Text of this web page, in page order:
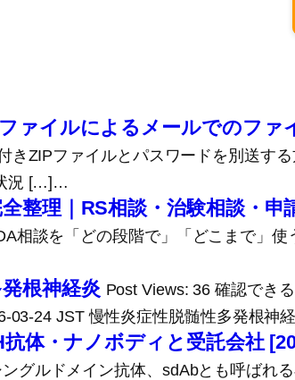
ァイルによるメールでのファ
きZIPファイルとパスワードを別送す
況 […]…
整理｜RS相談・治験相談・
相談を「どの段階で」「どこまで」
根神経炎 Post Views: 36 確認でき
03-24 JST 慢性炎症性脱髄性多発根
体・ナノボディと受託会社
グルドメイン抗体、sdAbとも呼ば